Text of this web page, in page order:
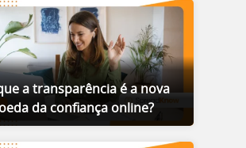
a transparência é a nova
da confiança online?